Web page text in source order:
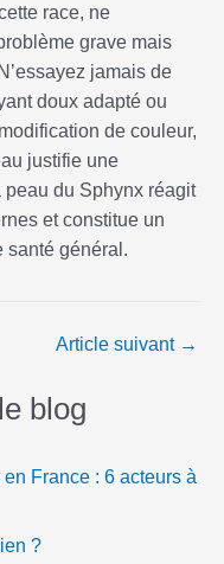
race, ne
grave mais
jamais de
doux adapté ou
de couleur,
justifie une
du Sphynx réagit
et constitue un
santé général.
Article suivant →
blog
France : 6 acteurs à
?